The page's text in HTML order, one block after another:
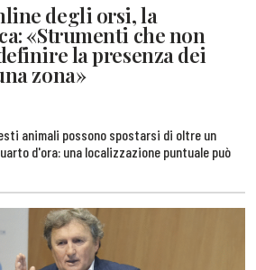
degli orsi, la
«Strumenti che non
la presenza dei
zona»
animali possono spostarsi di oltre un
d'ora: una localizzazione puntuale può